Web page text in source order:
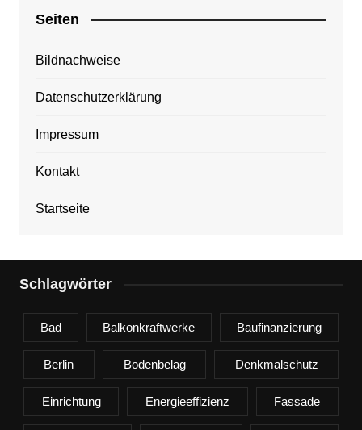
Seiten
Bildnachweise
Datenschutzerklärung
Impressum
Kontakt
Startseite
Schlagwörter
Bad Balkonkraftwerke Baufinanzierung
Berlin Bodenbelag Denkmalschutz
Einrichtung Energieeffizienz Fassade